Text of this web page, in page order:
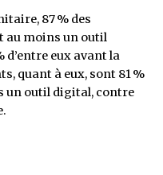
87 % des
au moins un outil
d’entre eux avant la
quant à eux, sont 81 %
un outil digital, contre